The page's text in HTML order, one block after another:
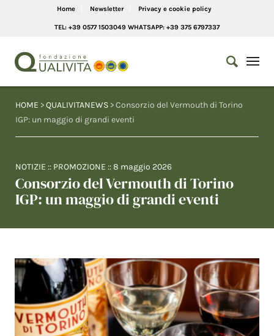
Home Newsletter Privacy e cookie policy
TEL: +39 0577 1503049 WHATSAPP: +39 375 6797337
HOME >QUALIVITANEWS > Consorzio del Vermouth di Torino
IGP: un maggio di grandi eventi
NOTIZIE :: PROMOZIONE ::8 maggio 2026
Consorzio del Vermouth di Torino
IGP: un maggio di grandi eventi